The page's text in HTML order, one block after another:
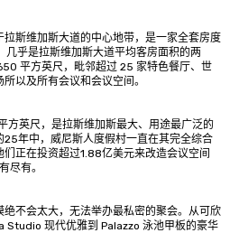
斯维加斯大道的中心地带，是一家全套房度
乎是拉斯维加斯大道平均客房面积的两
平方英尺，毗邻超过 25 家特色餐厅、世
以及所有会议和会议空间。
方英尺，是拉斯维加斯最大、用途最广泛的
年中，威尼斯人度假村一直在其完全综合
正在投资超过1.88亿美元来改造会议空间
尽有。
不会太大，无法举办最私密的聚会。从可欣
Studio 现代优雅到 Palazzo 泳池甲板的豪华